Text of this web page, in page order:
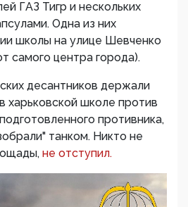
ГАЗ Тигр и нескольких
Одна из них
школы на улице Шевченко
самого центра города).
десантников держали
харьковской школе против
противника,
танком. Никто не
не отступил.